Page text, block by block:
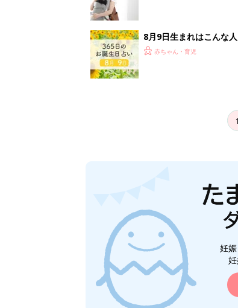
8月9日生まれはこんな
赤ちゃん・育児
1
妊